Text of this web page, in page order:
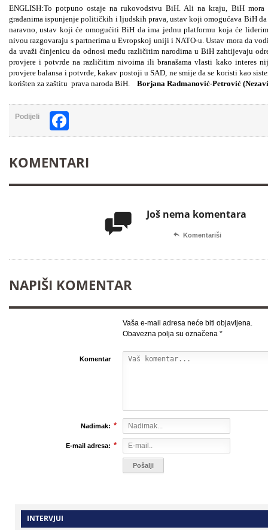
ENGLISH:To potpuno ostaje na rukovodstvu BiH. Ali na kraju, BiH
građanima ispunjenje političkih i ljudskih prava, ustav koji omogućava BiH
naravno, ustav koji će omogućiti BiH da ima jednu platformu koja će
nivou razgovaraju s partnerima u Evropskoj uniji i NATO-u. Ustav mora da
da uvaži činjenicu da odnosi među različitim narodima u BiH zahtijevaju
provjere i potvrde na različitim nivoima ili branašama vlasti kako interes
provjere balansa i potvrde, kakav postoji u SAD, ne smije da se koristi kao
korišten za zaštitu prava naroda BiH. Borjana Radmanović-Petrović
Podijeli
KOMENTARI
 Još nema komentara
 Komentariši
NAPIŠI KOMENTAR
Vaša e-mail adresa neće biti objavljena.
Obavezna polja su označena *
Komentar
Nadimak: *
E-mail adresa: *
INTERVJUI